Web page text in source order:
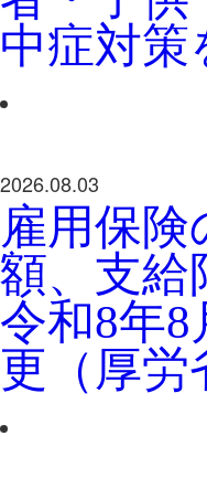
中症対策
2026.08.03
雇用保険
額、支
令和8年
更（厚労